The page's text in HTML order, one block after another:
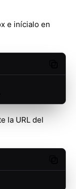
e inícialo en
la URL del